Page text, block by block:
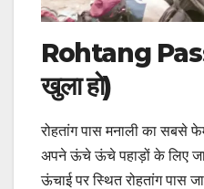
Rohtang
खुला हो)
रोहतांग पास मनाली का सबसे
अपने ऊंचे ऊंचे पहाड़ों के लिए
ऊंचाई पर स्थित रोहतांग पास